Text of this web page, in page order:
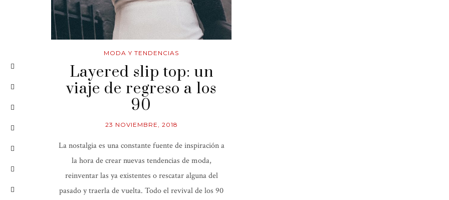
MODA Y TENDENCIAS
Layered slip top: un
viaje de regreso a los
90
23 NOVIEMBRE, 2018
La nostalgia es una constante fuente de inspiración a
la hora de crear nuevas tendencias de moda,
reinventar las ya existentes o rescatar alguna del
pasado y traerla de vuelta. Todo el revival de los 90